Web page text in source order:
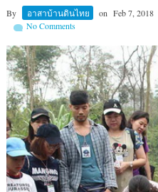
By อาสาบ้านดินไทย on Feb 7, 2018
No Comments